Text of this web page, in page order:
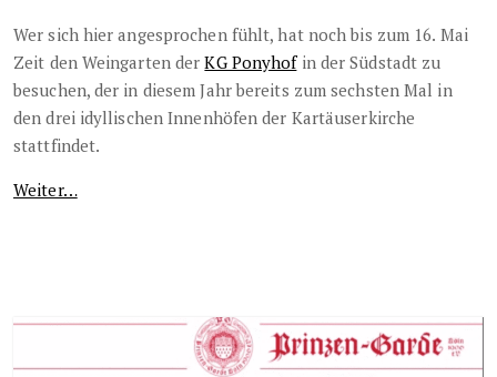
Wer sich hier angesprochen fühlt, hat noch bis zum 16. Mai
Zeit den Weingarten derKG Ponyhofin der Südstadt zu
besuchen, der in diesem Jahr bereits zum sechsten Mal in
den drei idyllischen Innenhöfen der Kartäuserkirche
stattfindet.
Weiter…